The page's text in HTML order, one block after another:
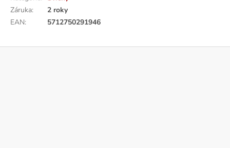
Záruka:
2 roky
EAN: 5712750291946
Z